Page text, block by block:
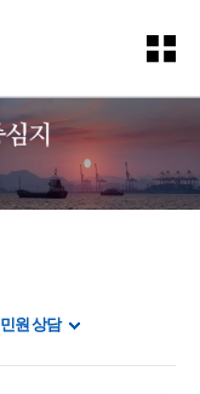
민원 상담